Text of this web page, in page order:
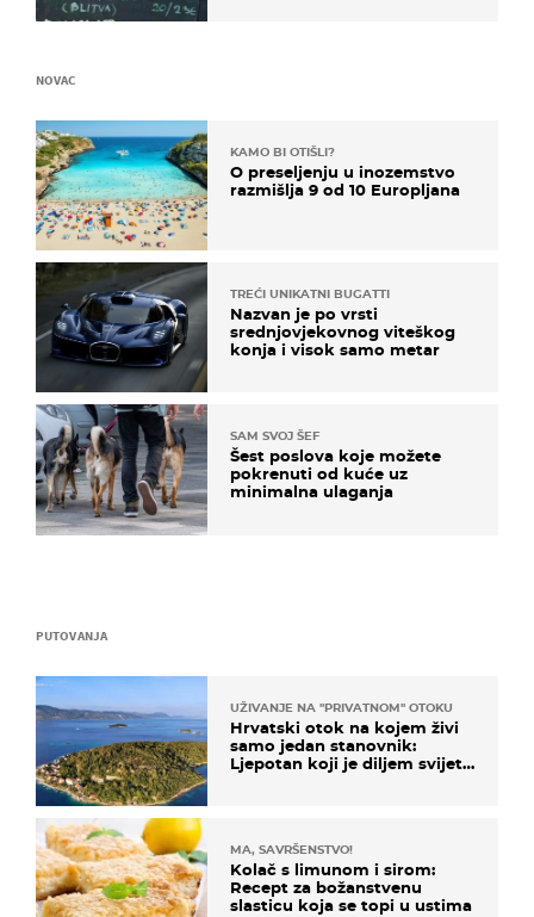
PUTOVANJA
UŽIVANJE NA "PRIVATNOM" OTOKU
Hrvatski otok na kojem živi
samo jedan stanovnik:
Ljepotan koji je diljem svijeta
MA, SAVRŠENSTVO!
Kolač s limunom i sirom:
Recept za božanstvenu
slasticu koja se topi u ustima
NOVAC
KAMO BI OTIŠLI?
O preseljenju u inozemstvo
razmišlja 9 od 10 Europljana
TREĆI UNIKATNI BUGATTI
Nazvan je po vrsti
srednjovjekovnog viteškog
konja i visok samo metar
SAM SVOJ ŠEF
Šest poslova koje možete
pokrenuti od kuće uz
minimalna ulaganja